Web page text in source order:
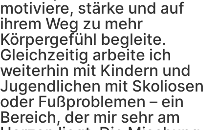
motiviere, stärke und auf
ihrem Weg zu mehr
Körpergefühl begleite.
Gleichzeitig arbeite ich
weiterhin mit Kindern und
Jugendlichen mit Skoliosen
oder Fußproblemen – ein
Bereich, der mir sehr am